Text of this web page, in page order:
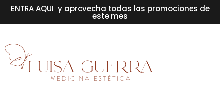
ENTRA AQUI! y aprovecha todas las promociones de
este mes